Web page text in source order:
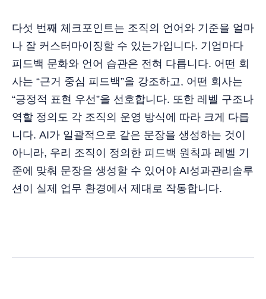
다섯 번째 체크포인트는 조직의 언어와 기준을 얼마
나 잘 커스터마이징할 수 있는가입니다. 기업마다
피드백 문화와 언어 습관은 전혀 다릅니다. 어떤 회
사는 “근거 중심 피드백”을 강조하고, 어떤 회사는
“긍정적 표현 우선”을 선호합니다. 또한 레벨 구조나
역할 정의도 각 조직의 운영 방식에 따라 크게 다릅
니다. AI가 일괄적으로 같은 문장을 생성하는 것이
아니라, 우리 조직이 정의한 피드백 원칙과 레벨 기
준에 맞춰 문장을 생성할 수 있어야 AI성과관리솔루
션이 실제 업무 환경에서 제대로 작동합니다.